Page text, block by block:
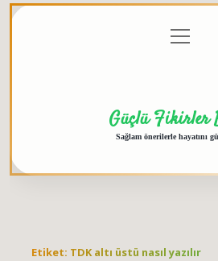
menüyü
aç
Güçlü Fikirler
Sağlam önerilerle hayatını
Etiket: TDK altı üstü nasıl yazılır